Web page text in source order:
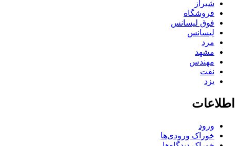
شیراز
فروشگاه
فوق لیسانس
لیسانس
مرد
مشهد
مهندس
نفت
یزد
اطلاعات
ورود
خوراک ورودی‌ها